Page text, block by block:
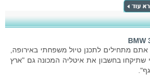
BMW
מתחילים לתכנן טיול משפחתי באירופה,
שתיקחו בחשבון את איטליה המכונה גם "ארץ